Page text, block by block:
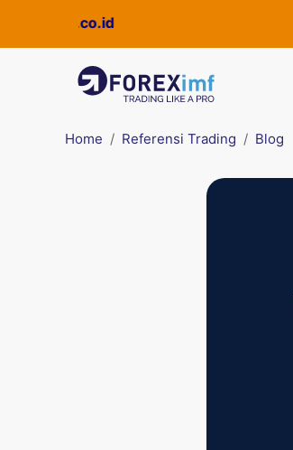
Home Referensi Trading Blog